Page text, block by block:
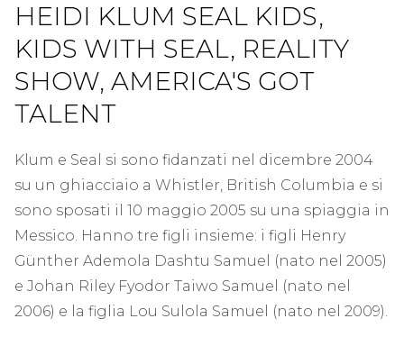
HEIDI KLUM SEAL KIDS,
KIDS WITH SEAL, REALITY
SHOW, AMERICA'S GOT
TALENT
Klum e Seal si sono fidanzati nel dicembre 2004
su un ghiacciaio a Whistler, British Columbia e si
sono sposati il ​​10 maggio 2005 su una spiaggia in
Messico. Hanno tre figli insieme: i figli Henry
Günther Ademola Dashtu Samuel (nato nel 2005)
e Johan Riley Fyodor Taiwo Samuel (nato nel
2006) e la figlia Lou Sulola Samuel (nato nel 2009).